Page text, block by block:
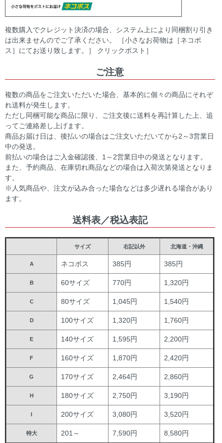
複数購入でクレジット決済の場合、システム上により同梱割り引き
は出来ませんのでご了承ください。 ［小さなお荷物は［ネコポ
ス］にてお送り致します。］ クリックポスト］
ご注意
複数の商品をご注文いただいた場合、基本的に個々の商品にそれぞ
れ送料が発生します。
ただし同梱可能な商品に限り、ご注文後に送料を再計算した上、追
ってご連絡差し上げます。
商品お届け日は、後払いの場合はご注文いただいてから2～3営業日
中の発送。
前払いの場合はご入金確認後、1～2営業日中の発送となります。
また、予約商品、在庫切れ商品などの場合は入荷次第発送となりま
す。
※人気商品や、注文が込み合った場合などは多少遅れる場合があり
ます。
送料表／税込表記
サイズ 右記以外 北海道・沖縄
A ネコポス 385円 385円
B 60サイズ 770円 1,320円
C 80サイズ 1,045円 1,540円
D 100サイズ 1,320円 1,760円
E 140サイズ 1,595円 2,200円
F 160サイズ 1,870円 2,420円
G 170サイズ 2,464円 2,860円
H 180サイズ 2,750円 3,190円
I 200サイズ 3,080円 3,520円
特大 201～ 7,590円 8,580円